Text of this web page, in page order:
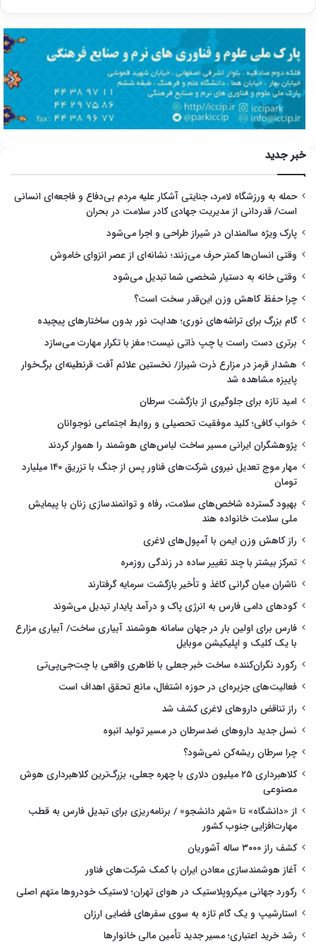
خبر جدید
حمله به ورزشگاه لامرد، جنایتی آشکار علیه مردم بی‌دفاع و فاجعه‌ای انسانی
است/ قدردانی از مدیریت جهادی کادر سلامت در بحران
پارک ویژه سالمندان در شیراز طراحی و اجرا می‌شود
وقتی انسان‌ها کمتر حرف می‌زنند؛ نشانه‌ای از عصر انزوای خاموش
وقتی خانه به دستیار شخصی شما تبدیل می‌شود
چرا حفظ کاهش وزن این‌قدر سخت است؟
گام بزرگ برای تراشه‌های نوری؛ هدایت نور بدون ساختارهای پیچیده
برتری دست راست یا چپ ذاتی نیست؛ مغز با تکرار مهارت می‌سازد
هشدار قرمز در مزارع ذرت شیراز/ نخستین علائم آفت قرنطینه‌ای برگ‌خوار
پاییزه مشاهده شد
امید تازه برای جلوگیری از بازگشت سرطان
خواب کافی؛ کلید موفقیت تحصیلی و روابط اجتماعی نوجوانان
پژوهشگران ایرانی مسیر ساخت لباس‌های هوشمند را هموار کردند
مهار موج تعدیل نیروی شرکت‌های فناور پس از جنگ با تزریق ۱۴۰ میلیارد
تومان
بهبود گسترده شاخص‌های سلامت، رفاه و توانمندسازی زنان با پیمایش
ملی سلامت خانواده هند
راز کاهش وزن ایمن با آمپول‌های لاغری
تمرکز بیشتر با چند تغییر ساده در زندگی روزمره
ناشران میان گرانی کاغذ و تأخیر بازگشت سرمایه گرفتارند
کودهای دامی فارس به انرژی پاک و درآمد پایدار تبدیل می‌شوند
فارس برای اولین بار در جهان سامانه هوشمند آبیاری ساخت/ آبیاری مزارع
با یک کلیک و اپلیکیشن موبایل
رکورد نگران‌کننده ساخت خبر جعلی با ظاهری واقعی با چت‌جی‌پی‌تی
فعالیت‌های جزیره‌ای در حوزه اشتغال، مانع تحقق اهداف است
راز تناقض داروهای لاغری کشف شد
نسل جدید داروهای ضدسرطان در مسیر تولید انبوه
چرا سرطان ریشه‌کن نمی‌شود؟
کلاهبرداری ۲۵ میلیون دلاری با چهره جعلی، بزرگ‌ترین کلاهبرداری هوش
مصنوعی
از «دانشگاه» تا «شهر دانشجو» / برنامه‌ریزی برای تبدیل فارس به قطب
مهارت‌افزایی جنوب کشور
کشف راز ۳۰۰۰ ساله آشوریان
آغاز هوشمندسازی معادن ایران با کمک شرکت‌های فناور
رکورد جهانی میکروپلاستیک در هوای تهران؛ لاستیک خودروها متهم اصلی
استارشیپ و یک گام تازه به سوی سفرهای فضایی ارزان
رشد خرید اعتباری؛ مسیر جدید تأمین مالی خانوارها